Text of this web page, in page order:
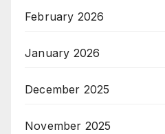
February 2026
January 2026
December 2025
November 2025